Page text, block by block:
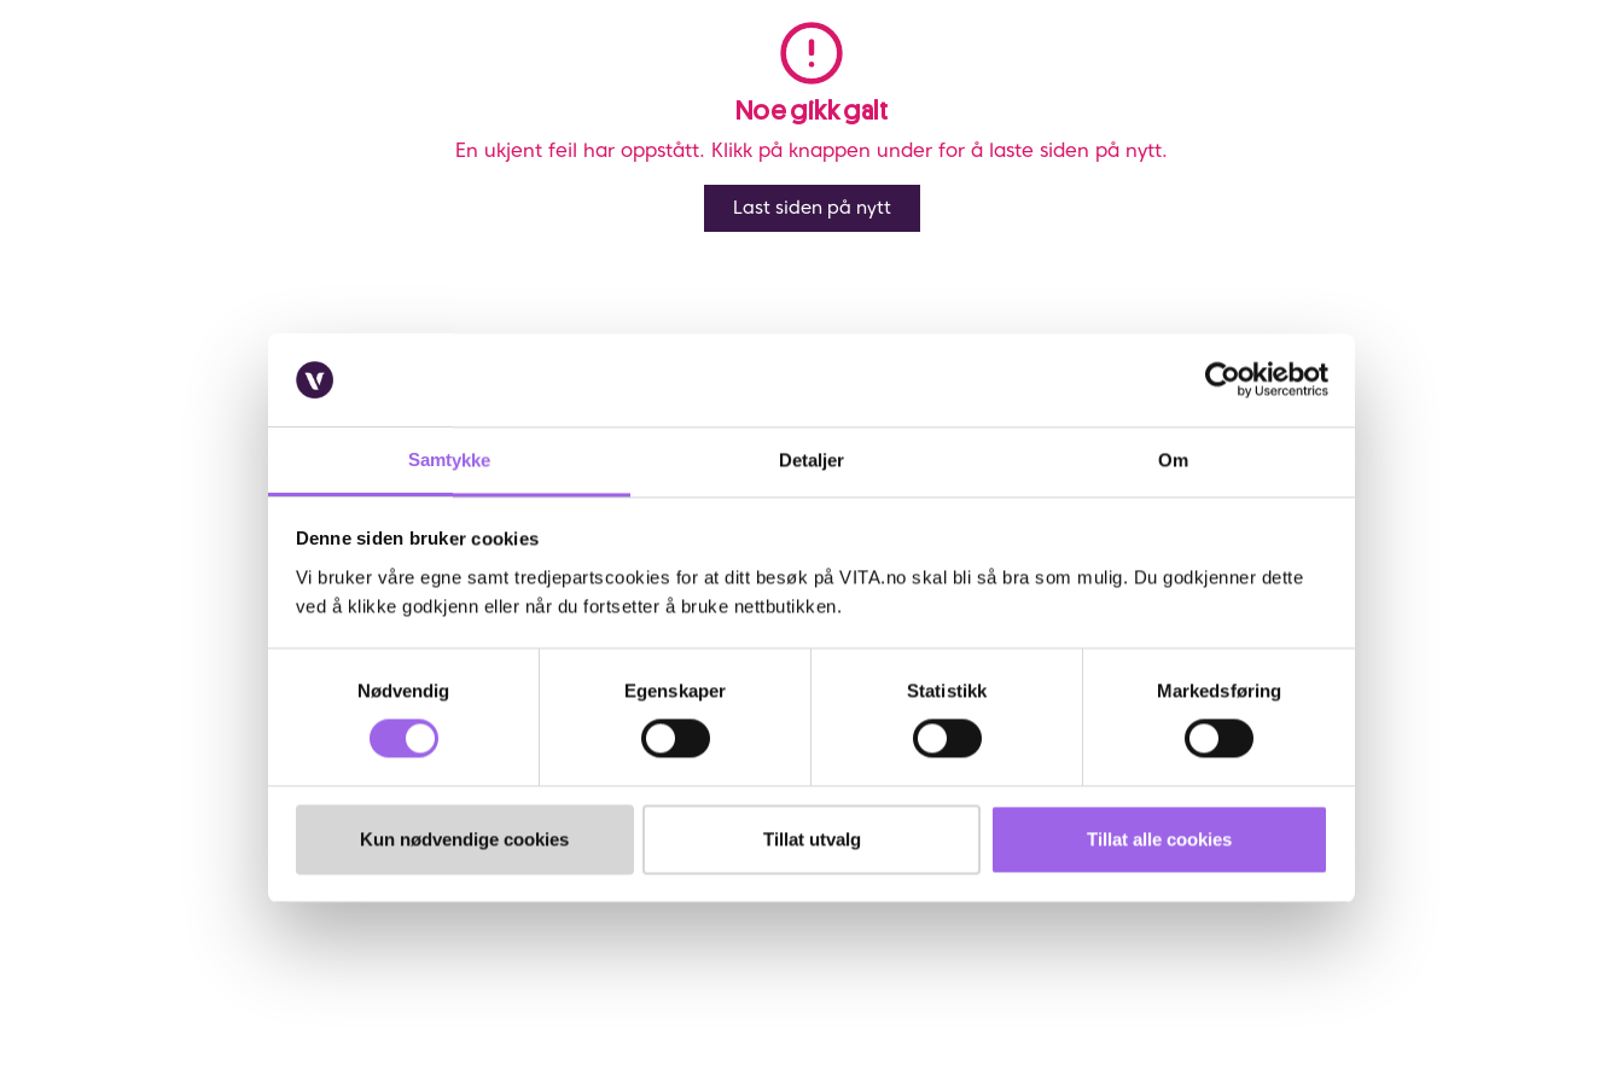
Samtykke Detaljer Om
Denne siden bruker cookies
Vi bruker våre egne samt tredjepartscookies for at ditt besøk på VITA.no skal bli så bra som mulig. Du godkjenner dette
ved å klikke godkjenn eller når du fortsetter å bruke nettbutikken.
Nødvendig
Egenskaper Statistikk Markedsføring
Kun nødvendige cookies Tillat utvalg Tillat alle cookies
Noe gikk galt
En ukjent feil har oppstått. Klikk på knappen under for å laste siden på nytt.
Last siden på nytt